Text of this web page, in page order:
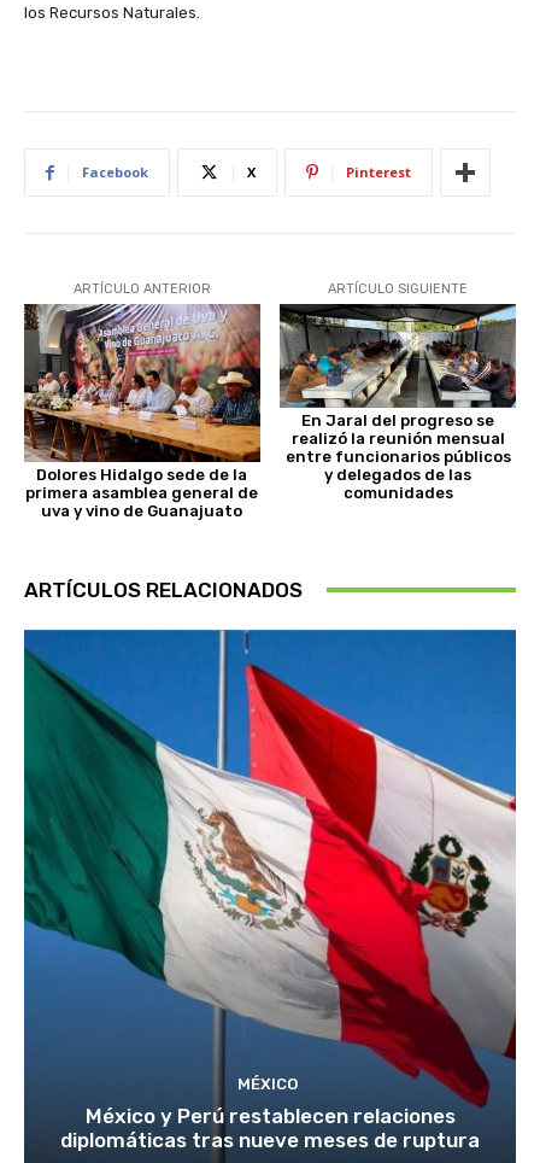
los Recursos Naturales.
Facebook X Pinterest
ARTÍCULO ANTERIOR
Dolores Hidalgo sede de la
primera asamblea general de
uva y vino de Guanajuato
ARTÍCULO SIGUIENTE
En Jaral del progreso se
realizó la reunión mensual
entre funcionarios públicos
y delegados de las
comunidades
ARTÍCULOS RELACIONADOS
MÉXICO
México y Perú restablecen relaciones
diplomáticas tras nueve meses de ruptura